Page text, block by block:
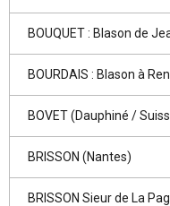
BOUQUET : Blason de
BOURDAIS : Blason à
BOVET (Dauphiné /
BRISSON (Nantes)
BRISSON Sieur de La